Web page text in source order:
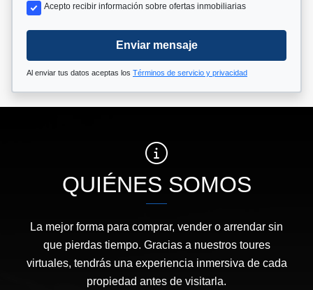
Acepto recibir información sobre ofertas inmobiliarias
Enviar mensaje
Al enviar tus datos aceptas los Términos de servicio y privacidad
QUIÉNES SOMOS
La mejor forma para comprar, vender o arrendar sin
que pierdas tiempo. Gracias a nuestros toures
virtuales, tendrás una experiencia inmersiva de cada
propiedad antes de visitarla.